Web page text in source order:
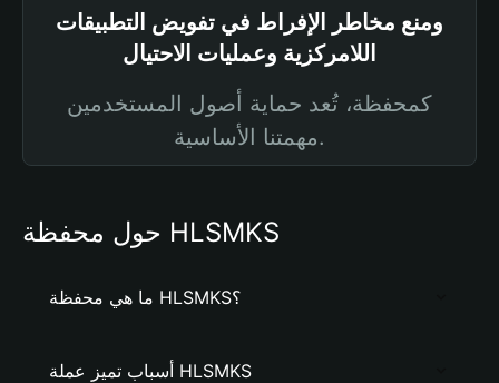
ومنع مخاطر الإفراط في تفويض التطبيقات
اللامركزية وعمليات الاحتيال
كمحفظة، تُعد حماية أصول المستخدمين
مهمتنا الأساسية.
حول محفظة HLSMKS
ما هي محفظة HLSMKS؟
أسباب تميز عملة HLSMKS